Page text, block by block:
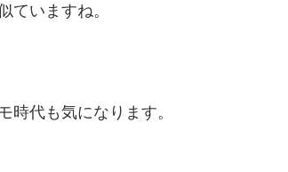
ていますね。
時代も気になります。